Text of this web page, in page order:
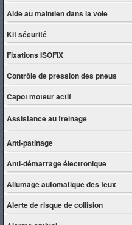
Aide au maintien dans la voie
Kit sécurité
Fixations ISOFIX
Contrôle de pression des pneus
Capot moteur actif
Assistance au freinage
Anti-patinage
Anti-démarrage électronique
Allumage automatique des feux
Alerte de risque de collision